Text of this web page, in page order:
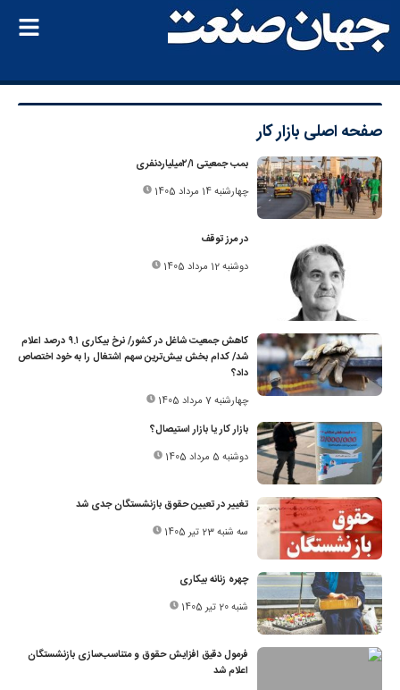
صفحه اصلی بازار کار
بمب جمعیتی ۲/۱‌میلیاردنفری
چهارشنبه 14 مرداد 1405
در مرز توقف
دوشنبه 12 مرداد 1405
کاهش جمعیت شاغل در کشور/ نرخ بیکاری ۹.۱ درصد اعلام
شد/ کدام بخش بیش­‌ترین سهم اشتغال را به خود اختصاص
داد؟
چهارشنبه 7 مرداد 1405
بازار کار یا بازار استیصال؟
دوشنبه 5 مرداد 1405
تغییر در تعیین حقوق بازنشستگان جدی شد
سه شنبه 23 تیر 1405
چهره زنانه بیکاری
شنبه 20 تیر 1405
فرمول دقیق افزایش حقوق و متناسب‌سازی بازنشستگان
اعلام شد